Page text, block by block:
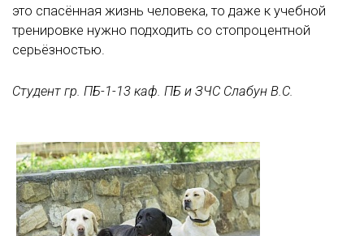
это спасённая жизнь человека, то даже к учебной
тренировке нужно подходить со стопроцентной
серьёзностью.
Студент гр. ПБ-1-13 каф. ПБ и ЗЧС Слабун В.С.